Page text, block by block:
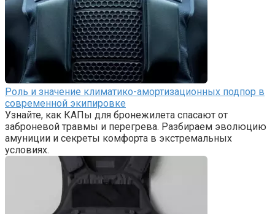
Роль и значение климатико-амортизационных подпор в
современной экипировке
Узнайте, как КАПы для бронежилета спасают от
заброневой травмы и перегрева. Разбираем эволюцию
амуниции и секреты комфорта в экстремальных
условиях.